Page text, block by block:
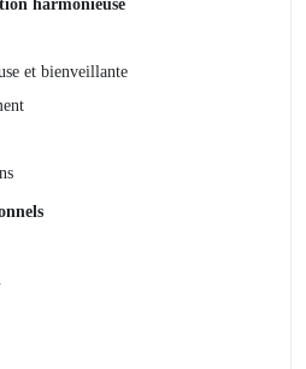
harmonieuse
et bienveillante